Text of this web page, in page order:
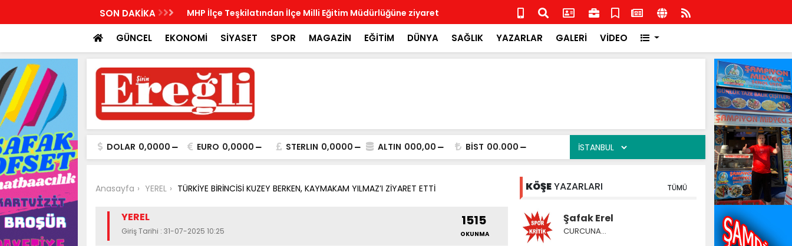
SON DAKİKA
Kurucu Başkanlarını açıkladı MHP İlçe Teşkilatından İlçe Milli Eğitim Müdürlüğüne ziyaret
Rotary Bölge Federasyon Başkanı Orhan Uludağ'dan Kdz.Ereğli
Rotary Kulübü'ne ziyaret
GÜNCEL EKONOMİ SİYASET SPOR MAGAZİN EĞİTİM DÜNYA SAĞLIK YAZARLAR GALERİ VİDEO
DOLAR 0,0000 EURO 0,0000 STERLIN 0,0000 ALTIN 000,00 BİST 00.000
Anasayfa YEREL TÜRKİYE BİRİNCİSİ KUZEY BERKEN, KAYMAKAM YILMAZ’I ZİYARET ETTİ
YEREL
Giriş Tarihi : 31-07-2025 10:25
1515
OKUNMA
KÖŞEYAZARLARI TÜMÜ
Şafak Erel
CURCUNA…